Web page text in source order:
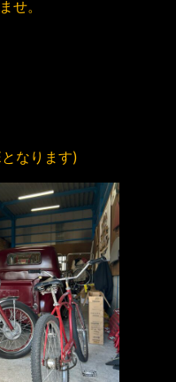
せ。
なります)